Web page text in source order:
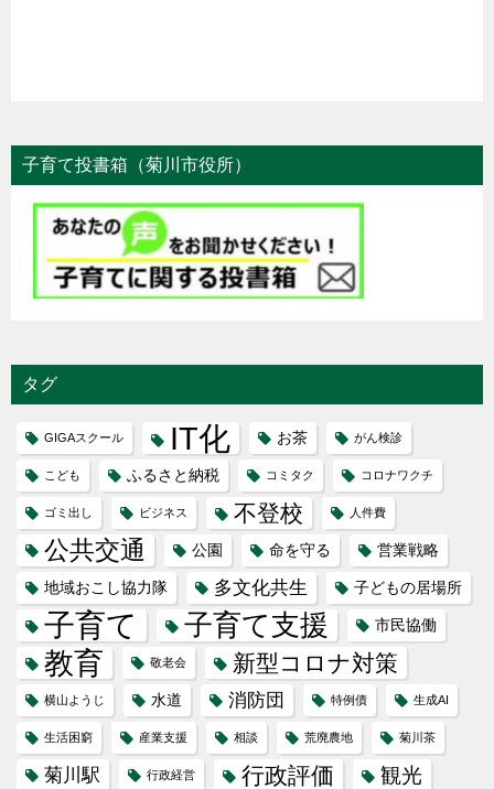
子育て投書箱（菊川市役所）
タグ
GIGAスクール IT化 お茶 がん検診
こども ふるさと納税 コミタク コロナワクチ
ゴミ出し ビジネス 不登校 人件費
公共交通 公園 命を守る 営業戦略
地域おこし協力隊 多文化共生 子どもの居場所
子育て 子育て支援 市民協働
教育 敬老会 新型コロナ対策
横山ようじ 水道 消防団 特例債 生成AI
生活困窮 産業支援 相談 荒廃農地 菊川茶
菊川駅 行政経営 行政評価 観光